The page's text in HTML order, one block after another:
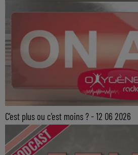
C'est plus ou c'est moins ? - 12 06 2026